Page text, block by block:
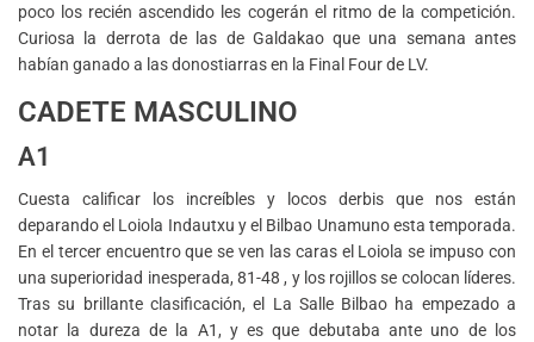
poco los recién ascendido les cogerán el ritmo de la competición.
Curiosa la derrota de las de Galdakao que una semana antes
habían ganado a las donostiarras en la Final Four de LV.
CADETE MASCULINO
A1
Cuesta calificar los increíbles y locos derbis que nos están
deparando el Loiola Indautxu y el Bilbao Unamuno esta temporada.
En el tercer encuentro que se ven las caras el Loiola se impuso con
una superioridad inesperada, 81-48 , y los rojillos se colocan líderes.
Tras su brillante clasificación, el La Salle Bilbao ha empezado a
notar la dureza de la A1, y es que debutaba ante uno de los